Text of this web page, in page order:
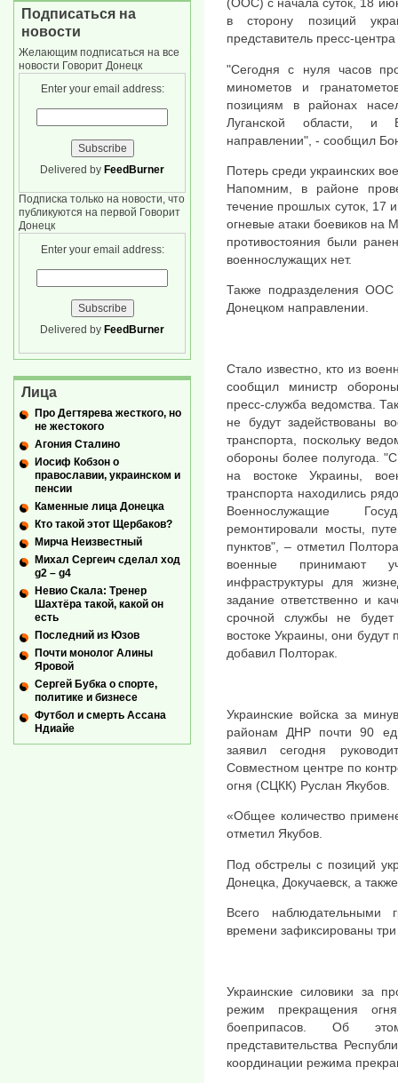
в сторону позиций
представитель пресс-
"Сегодня с нуля часов
минометов и
позициям в районах
Луганской области, и
направлении", - сообщил
Потерь среди украинских
Напомним, в районе
течение прошлых суток, 17
огневые атаки боевиков на
противостояния были
военнослужащих нет.
Также подразделения ООС
Донецком направлении.
Стало известно, кто из
сообщил министр
пресс-служба ведомства.
не будут задействованы
транспорта, поскольку
обороны более полугода.
на востоке Украины,
транспорта находились
Военнослужащие
ремонтировали мосты,
пунктов", – отметил
военные принимают
инфраструктуры для
задание ответственно и
срочной службы не
востоке Украины, они будут
добавил Полторак.
Украинские войска за
районам ДНР почти 90
заявил сегодня
Совместном центре по
огня (СЦКК) Руслан Якубов.
«Общее количество
отметил Якубов.
Под обстрелы с позиций
Донецка, Докучаевск, а
Всего наблюдательными
времени зафиксированы
Украинские силовики за
режим прекращения
боеприпасов. Об
представительства
координации режима
Подписаться на
новости
Желающим подписаться на все
новости Говорит Донецк
Enter your email address:
Delivered by FeedBurner
Подписка только на новости, что
публикуются на первой Говорит
Донецк
Enter your email address:
Delivered by FeedBurner
Лица
Про Дегтярева жесткого, но
не жестокого
Агония Сталино
Иосиф Кобзон о
православии, украинском и
пенсии
Каменные лица Донецка
Кто такой этот Щербаков?
Мирча Неизвестный
Михал Сергеич сделал ход
g2 – g4
Невио Скала: Тренер
Шахтёра такой, какой он
есть
Последний из Юзов
Почти монолог Алины
Яровой
Сергей Бубка о спорте,
политике и бизнесе
Футбол и смерть Ассана
Ндиайе